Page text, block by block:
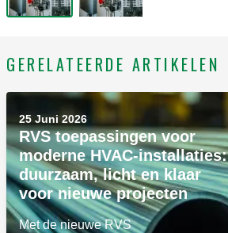
GERELATEERDE ARTIKELEN
25 Juni 2026
RVS toepassingen voor
moderne HVAC-installaties:
duurzaam, licht en klaar
voor nieuwe projecten
Met de nieuwe RVS